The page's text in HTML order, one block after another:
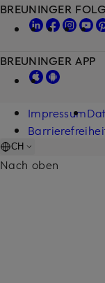
BREUNINGER
BREUNINGER APP
Impressum
CH
Nach oben